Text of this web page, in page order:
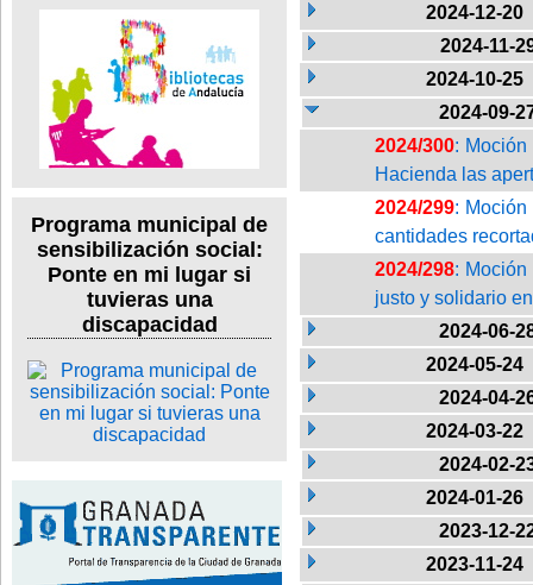
Programa municipal de
sensibilización social:
Ponte en mi lugar si
tuvieras una
discapacidad
2024-12-20
2024-11-
2024-10-25
2024-09-
2024/300:
Hacienda las
2024/299:
cantidades
2024/298:
justo y solidario
2024-06-
2024-05-24
2024-04-
2024-03-22
2024-02-
2024-01-26
2023-12-
2023-11-24